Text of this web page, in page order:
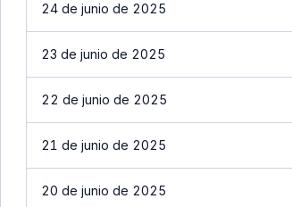
24 de junio de 2025
23 de junio de 2025
22 de junio de 2025
21 de junio de 2025
20 de junio de 2025